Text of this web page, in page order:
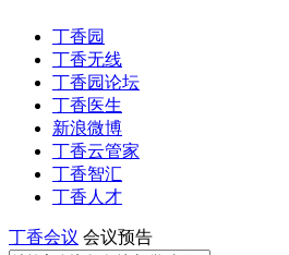
丁香园
丁香无线
丁香园论坛
丁香医生
新浪微博
丁香云管家
丁香智汇
丁香人才
丁香会议 会议预告